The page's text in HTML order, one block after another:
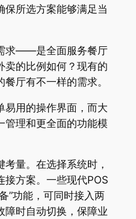
保所选方案能够满足当
求——是全面服务餐厅
卖的比例如何？现有的
餐厅有不一样的需求。
易用的操作界面，而大
管理和更全面的功能模
考量。在选择系统时，
接方案。一些现代POS
”功能，可同时接入两
障时自动切换，保障业